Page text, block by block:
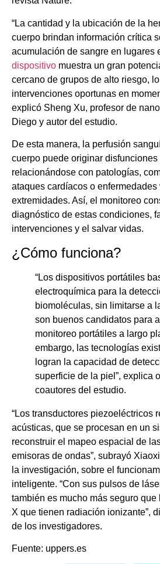
“La cantidad y la ubicación de la
cuerpo brindan información crítica
acumulación de sangre en lugares
dispositivo muestra un gran
cercano de grupos de alto riesgo,
intervenciones oportunas en
explicó Sheng Xu, profesor de
Diego y autor del estudio.
De esta manera, la perfusión
cuerpo puede originar
relacionándose con patologías,
ataques cardíacos o
extremidades. Así, el monitoreo
diagnóstico de estas condiciones,
intervenciones y el salvar vidas.
¿Cómo funciona?
“Los dispositivos portátiles
electroquímica para la
biomoléculas, sin limitarse a
son buenos candidatos para
monitoreo portátiles a largo
embargo, las tecnologías
logran la capacidad de
superficie de la piel”, explica
coautores del estudio.
“Los transductores piezoeléctricos
acústicas, que se procesan en un
reconstruir el mapeo espacial de
emisoras de ondas”, subrayó
la investigación, sobre el
inteligente. “Con sus pulsos de
también es mucho más seguro
X que tienen radiación ionizante”,
de los investigadores.
Fuente: uppers.es